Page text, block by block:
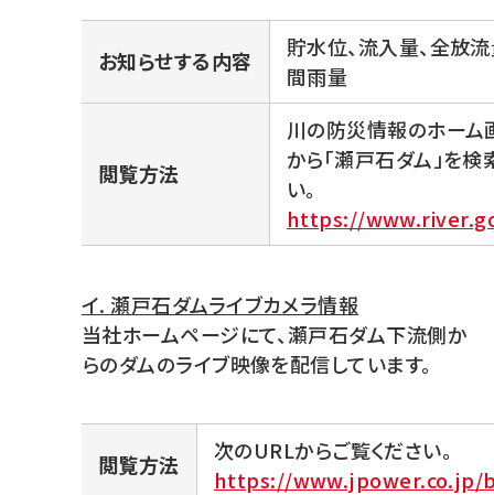
お知らせする内容
貯水位、流入量、全放
間雨量
閲覧方法
川の防災情報のホーム
から「瀬戸石ダム」を
い。
https://
イ. 瀬戸石ダムライブカメラ情報
当社ホームページにて、瀬戸石ダム下流側か
らのダムのライブ映像を配信しています。
閲覧方法
次のURLからご覧ください。
https://